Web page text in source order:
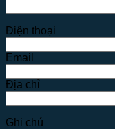
Điện thoại
Email
Địa chỉ
Ghi chú